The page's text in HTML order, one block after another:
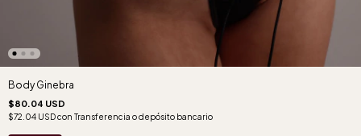
Body Ginebra
$80.04 USD
$72.04 USDcon Transferencia o depósito bancario